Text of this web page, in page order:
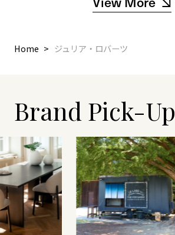
Home ジュリア・ロバーツ
Brand Pick-Up